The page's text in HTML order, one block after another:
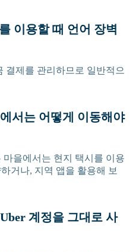
이용할 때 언어 장벽
결제를 관리하므로 일반적으
서는 어떻게 이동해야
을에서는 현지 택시를 이용
거나, 지역 앱을 활용해 보
계정을 그대로 사